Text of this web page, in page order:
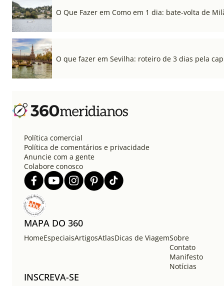
O Que Fazer em Como em 1 dia: bate-volta de
O que fazer em Sevilha: roteiro de 3 dias pela
Política comercial
Política de comentários e privacidade
Anuncie com a gente
Colabore conosco
MAPA DO 360
HomeEspeciaisArtigosAtlasDicas de ViagemSobre
Contato
Manifesto
Notícias
INSCREVA-SE